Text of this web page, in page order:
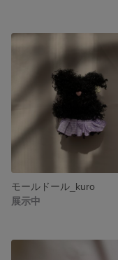
モールドール_kuro
展示中